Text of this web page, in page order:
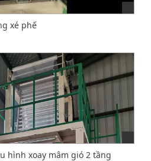
xé phế
hình xoay mâm gió 2 tầng